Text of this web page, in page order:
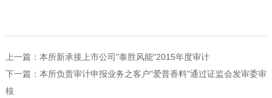
上一篇： 本所新承接上市公司"泰胜风能"2015年度审计
下一篇： 本所负责审计申报业务之客户"爱普香料"通过证监会发审委审
核